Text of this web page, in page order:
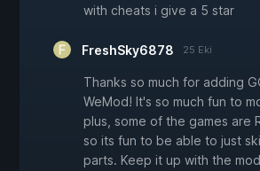
with cheats i give a 5 star
FreshSky6878 25 Eki
Thanks so much for adding
WeMod! It's so much fun to
plus, some of the games are
so its fun to be able to just
parts. Keep it up with the